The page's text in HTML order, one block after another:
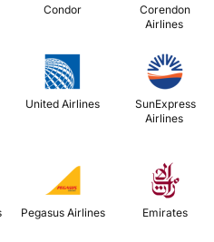
Condor
Corendon
Airlines
United Airlines
Airlines
Austrian Airlines Emirates